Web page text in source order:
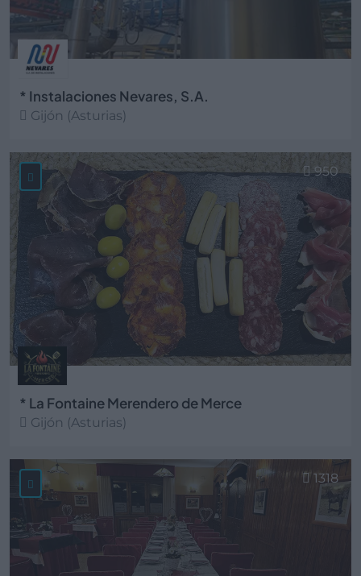
* Instalaciones Nevares, S.A.
Gijón (Asturias)
Ver más
* La Fontaine Merendero de Merce
Gijón (Asturias)
Ver más
950
1318